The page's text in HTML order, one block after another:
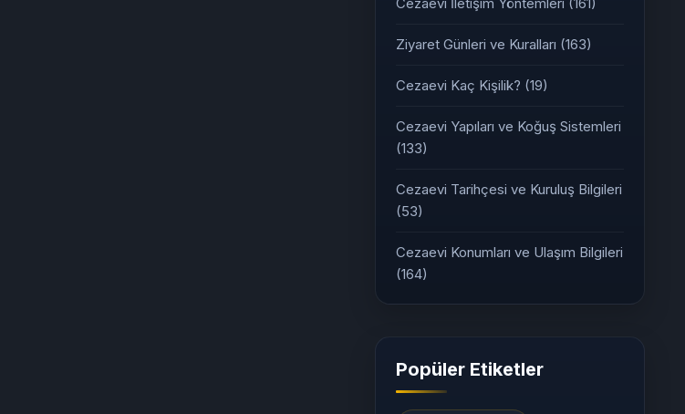
Ziyaret Günleri ve Kuralları (163)
Cezaevi Kaç Kişilik? (19)
Cezaevi Yapıları ve Koğuş Sistemleri
(133)
Cezaevi Tarihçesi ve Kuruluş Bilgileri
(53)
Cezaevi Konumları ve Ulaşım Bilgileri
(164)
Popüler Etiketler